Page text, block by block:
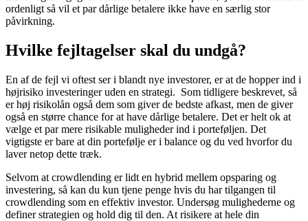
ordenligt så vil et par dårlige betalere ikke have en særlig stor
påvirkning.
Hvilke fejltagelser skal du undgå?
En af de fejl vi oftest ser i blandt nye investorer, er at de hopper ind i
højrisiko investeringer uden en strategi. Som tidligere beskrevet, så
er høj risikolån også dem som giver de bedste afkast, men de giver
også en større chance for at have dårlige betalere. Det er helt ok at
vælge et par mere risikable muligheder ind i porteføljen. Det
vigtigste er bare at din portefølje er i balance og du ved hvorfor du
laver netop dette træk.
Selvom at crowdlending er lidt en hybrid mellem opsparing og
investering, så kan du kun tjene penge hvis du har tilgangen til
crowdlending som en effektiv investor. Undersøg mulighederne og
definer strategien og hold dig til den. At risikere at hele din